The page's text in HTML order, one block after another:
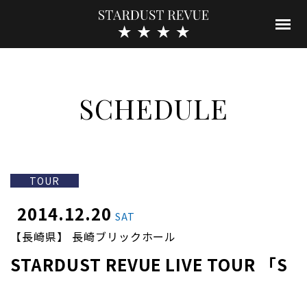
SCHEDULE
TOUR
2014.12.20 SAT
【長崎県】 長崎ブリックホール
STARDUST REVUE LIVE TOUR 「S